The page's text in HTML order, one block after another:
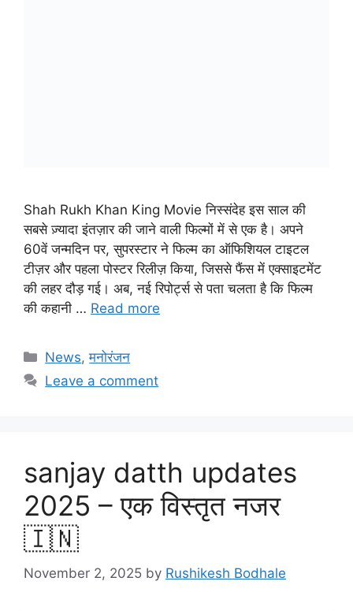
Shah Rukh Khan King Movie निस्संदेह इस साल की
सबसे ज़्यादा इंतज़ार की जाने वाली फिल्मों में से एक है। अपने
60वें जन्मदिन पर, सुपरस्टार ने फिल्म का ऑफिशियल टाइटल
टीज़र और पहला पोस्टर रिलीज़ किया, जिससे फैंस में एक्साइटमेंट
की लहर दौड़ गई। अब, नई रिपोर्ट्स से पता चलता है कि फिल्म
की कहानी … Read more
Categories
News,मनोरंजन
Leave a comment
sanjay datth updates
2025 – एक विस्तृत नजर
🇮🇳
November 2, 2025 by Rushikesh Bodhale